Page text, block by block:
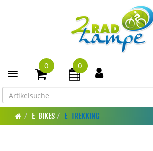
Toggle navigation
0 0
E-BIKES E-TREKKING